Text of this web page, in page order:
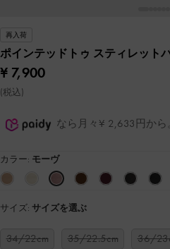
再入荷
ポインテッドトゥ スティレット
¥ 7,900
(税込)
なら月々¥ 2,633円か
カラー: モーヴ
サイズ: サイズを選ぶ
34/22cm 35/22.5cm 36/